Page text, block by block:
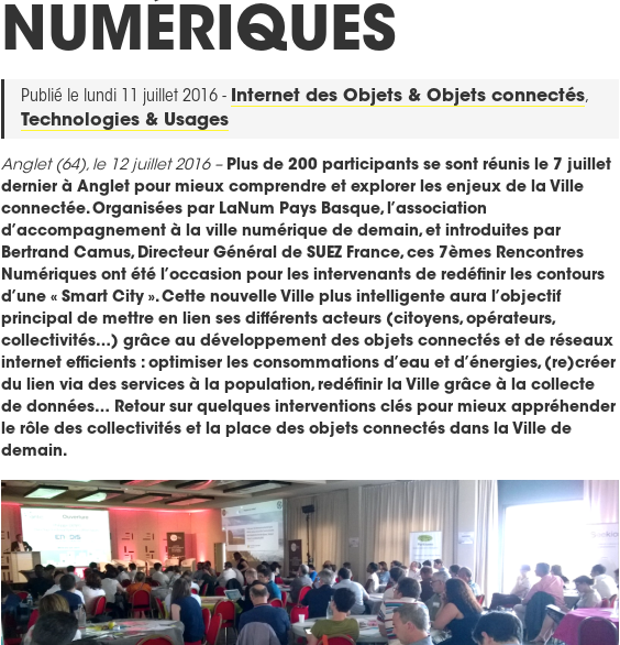
NUMÉRIQUES
Publié le lundi 11 juillet 2016 - Internet des Objets & Objets connectés,
Technologies & Usages
Anglet (64), le 12 juillet 2016 – Plus de 200 participants se sont réunis le 7 juillet
dernier à Anglet pour mieux comprendre et explorer les enjeux de la Ville
connectée. Organisées par LaNum Pays Basque, l’association
d’accompagnement à la ville numérique de demain, et introduites par
Bertrand Camus, Directeur Général de SUEZ France, ces 7èmes Rencontres
Numériques ont été l’occasion pour les intervenants de redéfinir les contours
d’une « Smart City ». Cette nouvelle Ville plus intelligente aura l’objectif
principal de mettre en lien ses différents acteurs (citoyens, opérateurs,
collectivités…) grâce au développement des objets connectés et de réseaux
internet efficients : optimiser les consommations d’eau et d’énergies, (re)créer
du lien via des services à la population, redéfinir la Ville grâce à la collecte
de données… Retour sur quelques interventions clés pour mieux appréhender
le rôle des collectivités et la place des objets connectés dans la Ville de
demain.